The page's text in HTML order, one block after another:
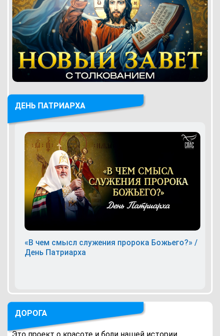
ДЕНЬ ПАТРИАРХА
«В чем смысл служения пророка Божьего?» /
День Патриарха
ДОРОГА